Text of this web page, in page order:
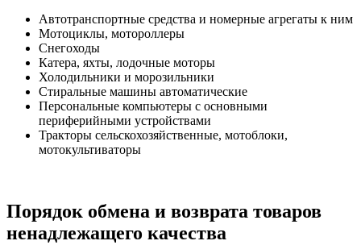
Автотранспортные средства и номерные агрегаты к ним
Мотоциклы, мотороллеры
Снегоходы
Катера, яхты, лодочные моторы
Холодильники и морозильники
Стиральные машины автоматические
Персональные компьютеры с основными
периферийными устройствами
Тракторы сельскохозяйственные, мотоблоки,
мотокультиваторы
Порядок обмена и возврата товаров
ненадлежащего качества